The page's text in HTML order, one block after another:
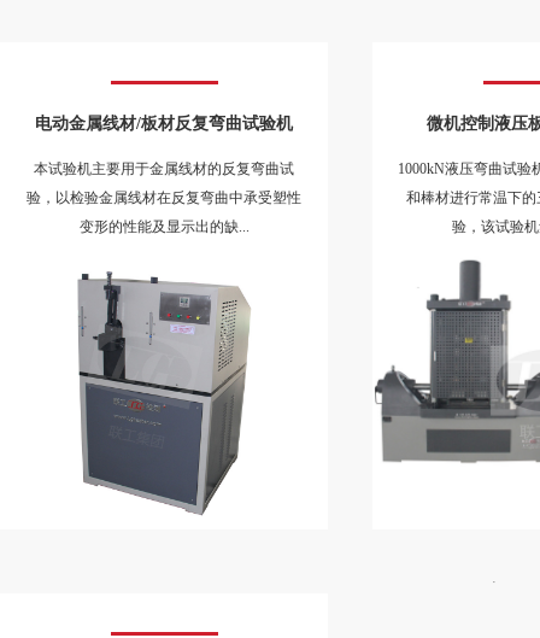
电动金属线材/板材反复弯曲试验机
本试验机主要用于金属线材的反复弯曲试
验，以检验金属线材在反复弯曲中承受塑性
变形的性能及显示出的缺...
微机控制液压
1000kN液压弯曲试验
和棒材进行常温下
验，该试验
微机控制弯曲试验机
YGBW-500A微机控制弯曲试验机实现了试验